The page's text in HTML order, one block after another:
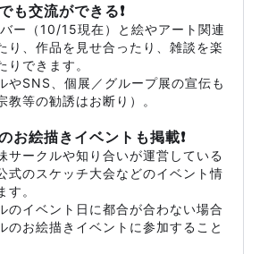
交流ができる❗
ー（10/15現在）と絵やアート関連
り、作品を見せ合ったり、雑談を楽
りできます。
やSNS、個展／グループ展の宣伝も
教等の勧誘はお断り）。
絵描きイベントも掲載❗
サークルや知り合いが運営している
式のスケッチ大会などのイベント情
す。
のイベント日に都合が合わない場合
のお絵描きイベントに参加すること